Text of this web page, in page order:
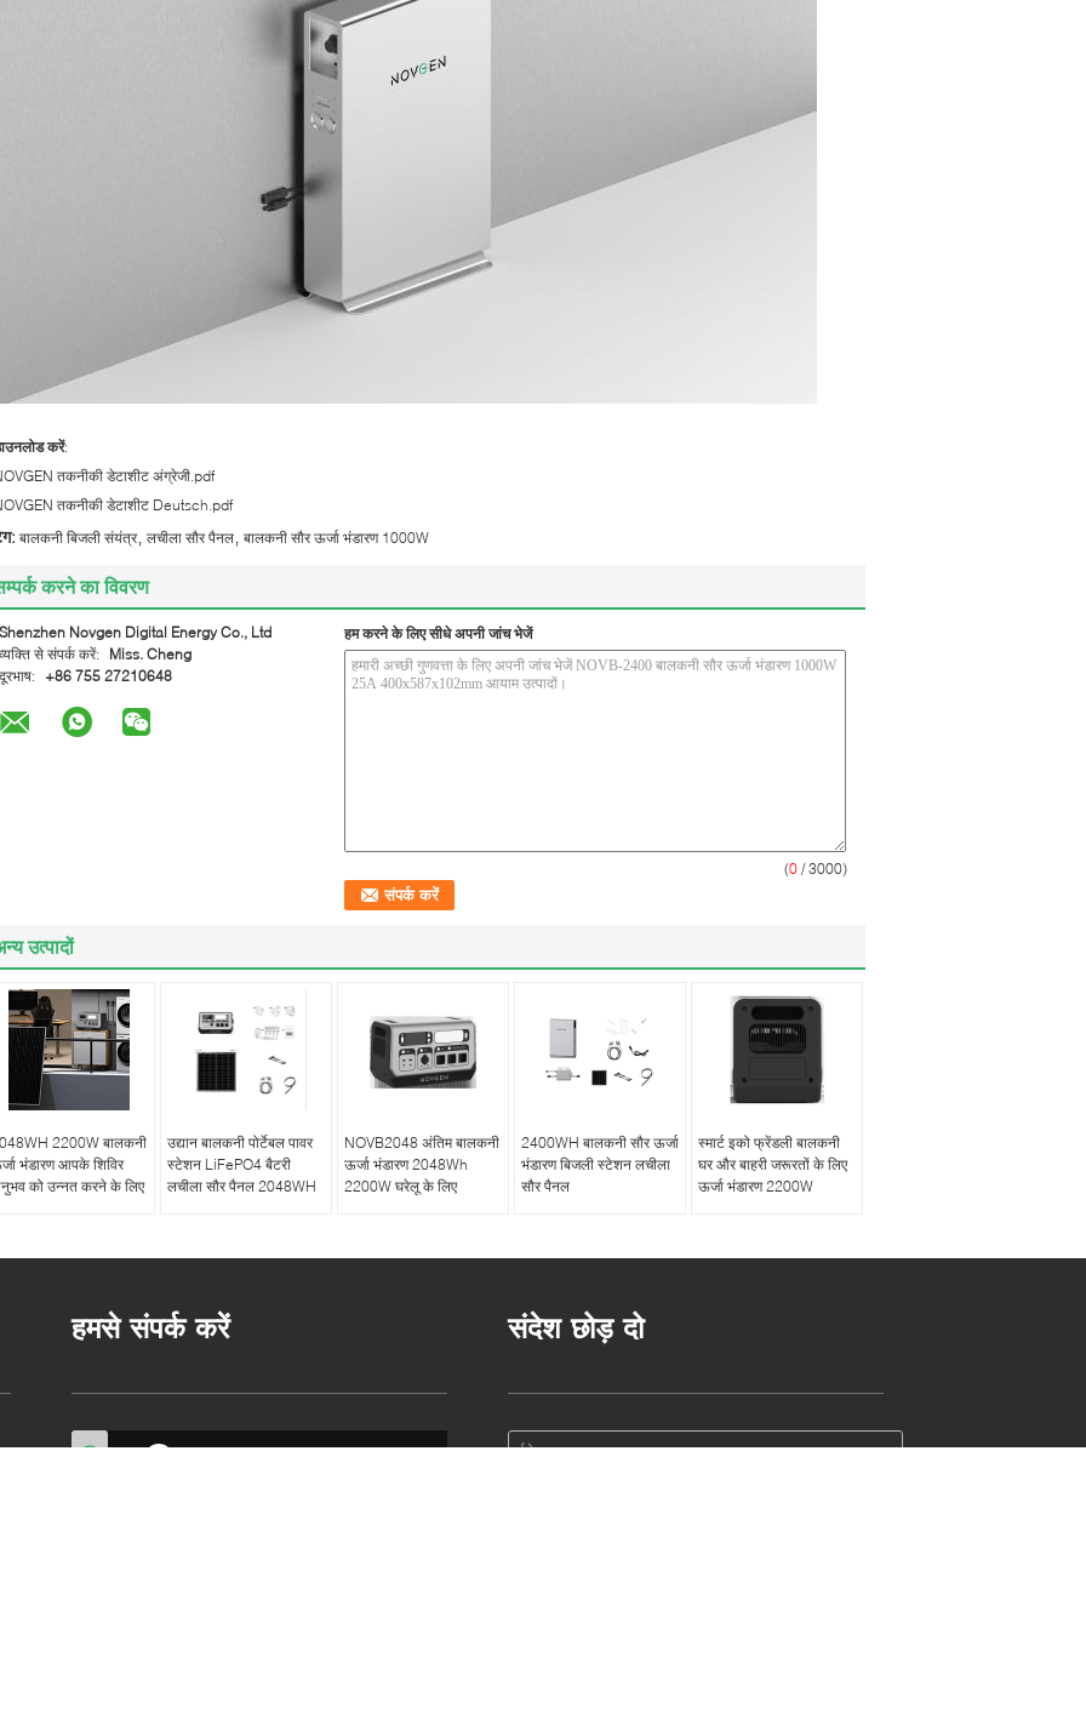
करें:
तकनीकी डेटाशीट अंग्रेजी.pdf
तकनीकी डेटाशीट Deutsch.pdf
बालकनी बिजली संयंत्र, लचीला सौर पैनल बालकनी सौर ऊर्जा भंडारण 1000W
करने का विवरण
Shenzhen Novgen Digital Energy Co., Ltd
व्यक्ति से संपर्क करें:
Miss. Cheng
दूरभाष:
+86 755 27210648
हम करने के लिए सीधे अपनी जांच भेजें
(0 / 3000)
उत्पादों
2200W बालकनी
भंडारण आपके शिविर
को उन्नत करने के लिए
उद्यान बालकनी पोर्टेबल पावर
स्टेशन LiFePO4 बैटरी
लचीला सौर पैनल 2048WH
NOVB2048 अंतिम बालकनी
ऊर्जा भंडारण 2048Wh
2200W घरेलू के लिए
2400WH बालकनी सौर ऊर्जा
भंडारण बिजली स्टेशन लचीला
सौर पैनल
स्मार्ट इको फ्रेंडली बालकनी
घर और बाहरी जरूरतों के लिए
ऊर्जा भंडारण 2200W
हमसे संपर्क करें संदेश छोड़ दो